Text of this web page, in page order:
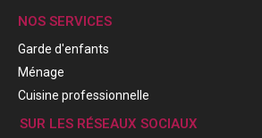
NOS SERVICES
Garde d'enfants
Ménage
Cuisine professionnelle
SUR LES RÉSEAUX SOCIAUX